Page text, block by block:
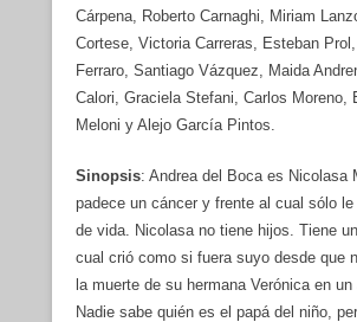
Cárpena, Roberto Carnaghi, Miriam
Cortese, Victoria Carreras, Esteban
Ferraro, Santiago Vázquez, Maida
Calori, Graciela Stefani, Carlos Moreno,
Meloni y Alejo García Pintos.
Sinopsis: Andrea del Boca es Nicolasa
padece un cáncer y frente al cual sólo le
de vida. Nicolasa no tiene hijos. Tiene
cual crió como si fuera suyo desde que
la muerte de su hermana Verónica en
Nadie sabe quién es el papá del niño,